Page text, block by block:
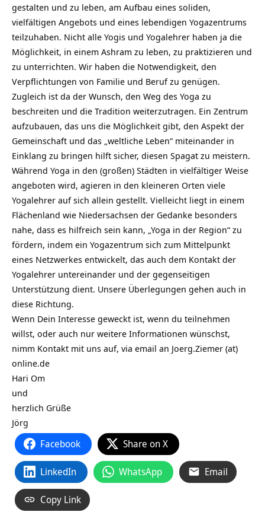
gestalten und zu leben, am Aufbau eines soliden,
vielfältigen Angebots und eines lebendigen Yogazentrums
teilzuhaben. Nicht alle Yogis und Yogalehrer haben ja die
Möglichkeit, in einem Ashram zu leben, zu praktizieren und
zu unterrichten. Wir haben die Notwendigkeit, den
Verpflichtungen von Familie und Beruf zu genügen.
Zugleich ist da der Wunsch, den Weg des Yoga zu
beschreiten und die Tradition weiterzutragen. Ein Zentrum
aufzubauen, das uns die Möglichkeit gibt, den Aspekt der
Gemeinschaft und das „weltliche Leben“ miteinander in
Einklang zu bringen hilft sicher, diesen Spagat zu meistern.
Während Yoga in den (großen) Städten in vielfältiger Weise
angeboten wird, agieren in den kleineren Orten viele
Yogalehrer auf sich allein gestellt. Vielleicht liegt in einem
Flächenland wie Niedersachsen der Gedanke besonders
nahe, dass es hilfreich sein kann, „Yoga in der Region“ zu
fördern, indem ein Yogazentrum sich zum Mittelpunkt
eines Netzwerkes entwickelt, das auch dem Kontakt der
Yogalehrer untereinander und der gegenseitigen
Unterstützung dient. Unsere Überlegungen gehen auch in
diese Richtung.
Wenn Dein Interesse geweckt ist, wenn du teilnehmen
willst, oder auch nur weitere Informationen wünschst,
nimm Kontakt mit uns auf, via email an Joerg.Ziemer (at)
online.de
Hari Om
und
herzlich Grüße
Jörg
Facebook Share on X
LinkedIn WhatsApp Email
Copy Link